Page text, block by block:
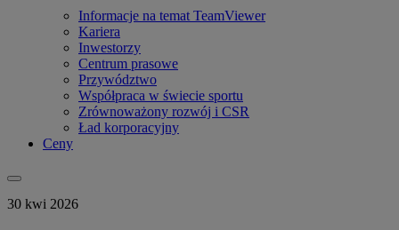
Informacje na temat TeamViewer
Kariera
Inwestorzy
Centrum prasowe
Przywództwo
Współpraca w świecie sportu
Zrównoważony rozwój i CSR
Ład korporacyjny
Ceny
30 kwi 2026